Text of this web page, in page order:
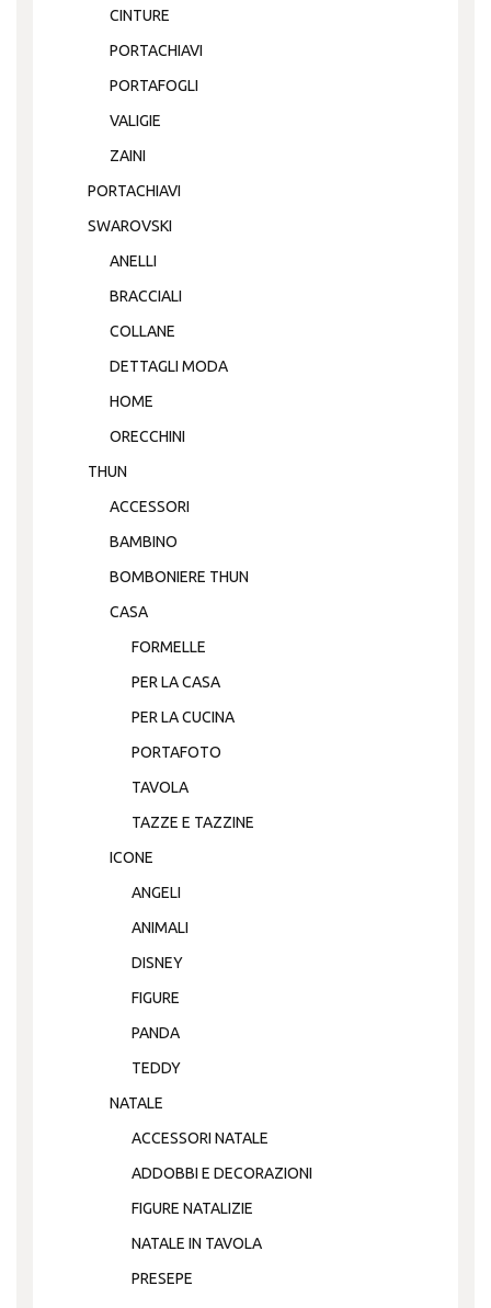
CINTURE
PORTACHIAVI
PORTAFOGLI
VALIGIE
ZAINI
PORTACHIAVI
SWAROVSKI
ANELLI
BRACCIALI
COLLANE
DETTAGLI MODA
HOME
ORECCHINI
THUN
ACCESSORI
BAMBINO
BOMBONIERE THUN
CASA
FORMELLE
PER LA CASA
PER LA CUCINA
PORTAFOTO
TAVOLA
TAZZE E TAZZINE
ICONE
ANGELI
ANIMALI
DISNEY
FIGURE
PANDA
TEDDY
NATALE
ACCESSORI NATALE
ADDOBBI E DECORAZIONI
FIGURE NATALIZIE
NATALE IN TAVOLA
PRESEPE